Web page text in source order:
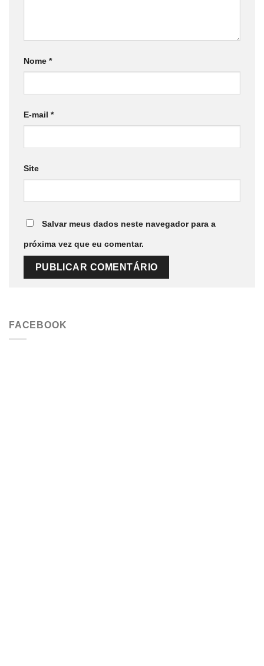
Nome *
E-mail *
Site
Salvar meus dados neste navegador para a
próxima vez que eu comentar.
FACEBOOK